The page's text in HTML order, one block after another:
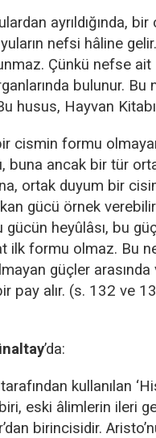
ayrıldığında,
nefsi hâline
Çünkü nefse ait
bulunur.
husus, Hayvan
cismin formu
buna ancak bir tür
ortak duyum bir
gücü örnek
heyûlâsı, bu
ilk formu olmaz. Bu
güçler arasında
pay alır. (s. 132 ve
’da:
kullanılan
eski âlimlerin ileri
birincisidir.